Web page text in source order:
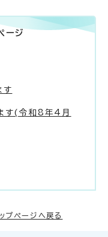
ージ
す
す(令和8年4月
ップページへ戻る